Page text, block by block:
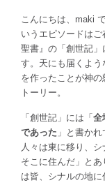
こんにちは、maki
いうエピソードは
聖書』の「創世記
す。天にも届くよ
を作ったことが神
トーリー。
「創世記」には「 全
であった 」と書か
人々は東に移り、シ
そこに住んだ」と
は皆、シナルの地に